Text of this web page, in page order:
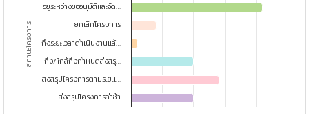
The chart has 1 X axis displaying สถานะโครงการ.
The chart has 1 Y axis displaying จำนวนโครงการ. Data ranges
สถานะโครงการ
อยู่ระหว่างขออนุมัติและจัด…
ยกเลิกโครงการ
ถึงระยะเวลาดำเนินงานแล้…
ถึง/ใกล้ถึงกำหนดส่งสรุ…
ส่งสรุปโครงการตามระยะเ…
ส่งสรุปโครงการล่าช้า